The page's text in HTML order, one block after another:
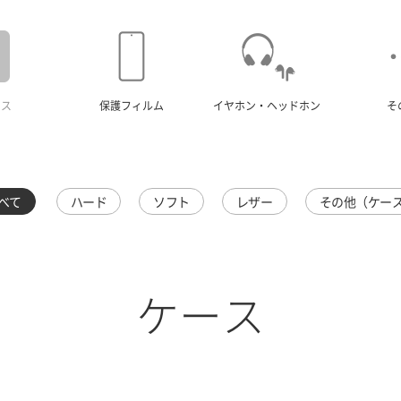
保護フィルム イヤホン・ヘッドホン そ
て ハード ソフト レザー その他（ケース
ケース